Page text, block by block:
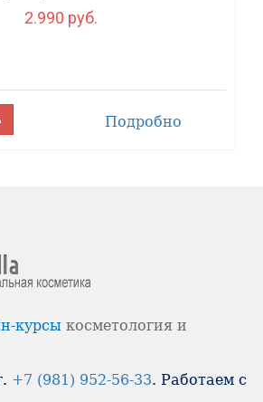
2.990 руб.
Подробно
курсы косметология и
+7 (981) 952-56-33. Работаем с